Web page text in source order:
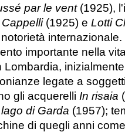
par le vent(1925),
(1925) e Lotti
importante nella
legate a
gli acquerelli In risaia
di Garda (1957);
di quegli anni